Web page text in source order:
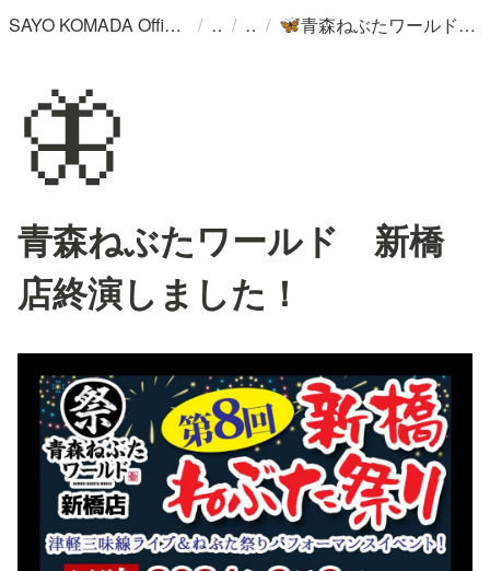
SAYO KOMADA Official WebSite / / / 🦋 青森ねぶたワールド 新橋店終演しました！
🦋
青森ねぶたワールド 新橋
店終演しました！